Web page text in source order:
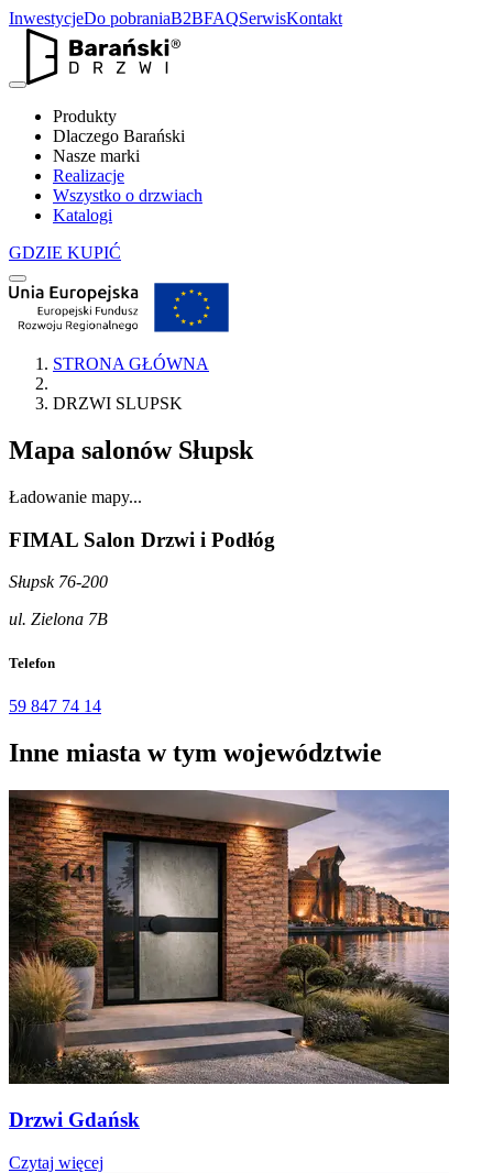
InwestycjeDo pobraniaB2BFAQSerwisKontakt
Produkty
Dlaczego Barański
Nasze marki
Realizacje
Wszystko o drzwiach
Katalogi
GDZIE KUPIĆ
STRONA GŁÓWNA
DRZWI SLUPSK
Mapa salonów Słupsk
Ładowanie mapy...
FIMAL Salon Drzwi i Podłóg
Słupsk 76-200
ul. Zielona 7B
Telefon
59 847 74 14
Inne miasta w tym województwie
Drzwi Gdańsk
Czytaj więcej